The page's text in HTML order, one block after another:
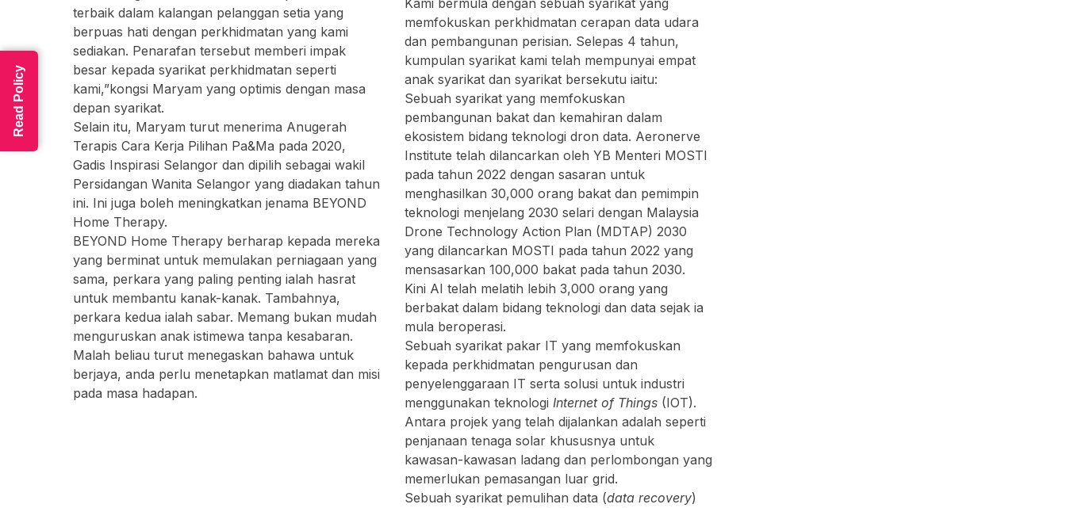
terbaik dalam kalangan pelanggan setia yang
berpuas hati dengan perkhidmatan yang kami
sediakan. Penarafan tersebut memberi impak
besar kepada syarikat perkhidmatan seperti
kami,”kongsi Maryam yang optimis dengan masa
depan syarikat.
Selain itu, Maryam turut menerima Anugerah
Terapis Cara Kerja Pilihan Pa&Ma pada 2020,
Gadis Inspirasi Selangor dan dipilih sebagai wakil
Persidangan Wanita Selangor yang diadakan tahun
ini. Ini juga boleh meningkatkan jenama BEYOND
Home Therapy.
BEYOND Home Therapy berharap kepada mereka
yang berminat untuk memulakan perniagaan yang
sama, perkara yang paling penting ialah hasrat
untuk membantu kanak-kanak. Tambahnya,
perkara kedua ialah sabar. Memang bukan mudah
menguruskan anak istimewa tanpa kesabaran.
Malah beliau turut menegaskan bahawa untuk
berjaya, anda perlu menetapkan matlamat dan misi
pada masa hadapan.
Kami bermula dengan sebuah syarikat yang
memfokuskan perkhidmatan cerapan data udara
dan pembangunan perisian. Selepas 4 tahun,
kumpulan syarikat kami telah mempunyai empat
anak syarikat dan syarikat bersekutu iaitu:
Sebuah syarikat yang memfokuskan
pembangunan bakat dan kemahiran dalam
ekosistem bidang teknologi dron data. Aeronerve
Institute telah dilancarkan oleh YB Menteri MOSTI
pada tahun 2022 dengan sasaran untuk
menghasilkan 30,000 orang bakat dan pemimpin
teknologi menjelang 2030 selari dengan Malaysia
Drone Technology Action Plan (MDTAP) 2030
yang dilancarkan MOSTI pada tahun 2022 yang
mensasarkan 100,000 bakat pada tahun 2030.
Kini AI telah melatih lebih 3,000 orang yang
berbakat dalam bidang teknologi dan data sejak ia
mula beroperasi.
Sebuah syarikat pakar IT yang memfokuskan
kepada perkhidmatan pengurusan dan
penyelenggaraan IT serta solusi untuk industri
menggunakan teknologi Internet of Things (IOT).
Antara projek yang telah dijalankan adalah seperti
penjanaan tenaga solar khususnya untuk
kawasan-kawasan ladang dan perlombongan yang
memerlukan pemasangan luar grid.
Sebuah syarikat pemulihan data (data recovery)
Read Policy